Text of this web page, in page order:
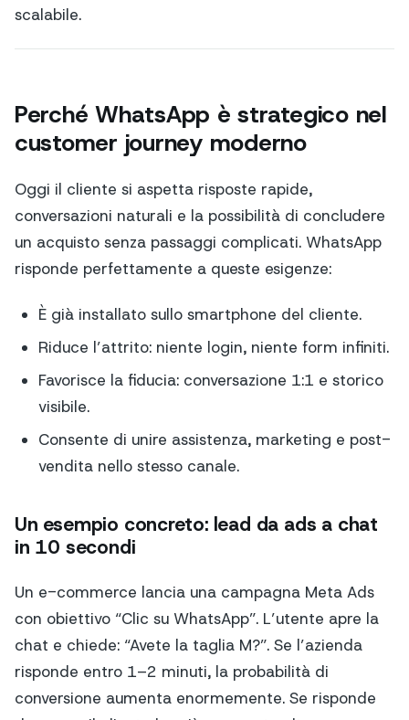
scalabile.
Perché WhatsApp è strategico nel
customer journey moderno
Oggi il cliente si aspetta risposte rapide,
conversazioni naturali e la possibilità di concludere
un acquisto senza passaggi complicati. WhatsApp
risponde perfettamente a queste esigenze:
È già installato sullo smartphone del cliente.
Riduce l’attrito: niente login, niente form infiniti.
Favorisce la fiducia: conversazione 1:1 e storico
visibile.
Consente di unire assistenza, marketing e post-
vendita nello stesso canale.
Un esempio concreto: lead da ads a chat
in 10 secondi
Un e-commerce lancia una campagna Meta Ads
con obiettivo “Clic su WhatsApp”. L’utente apre la
chat e chiede: “Avete la taglia M?”. Se l’azienda
risponde entro 1–2 minuti, la probabilità di
conversione aumenta enormemente. Se risponde